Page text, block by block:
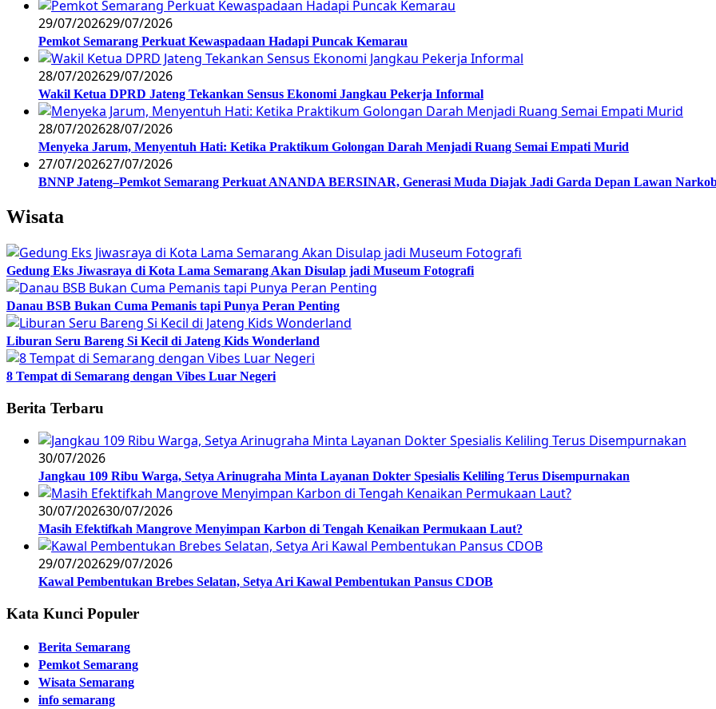
29/07/202629/07/2026
Pemkot Semarang Perkuat Kewaspadaan Hadapi Puncak Kemarau
28/07/202629/07/2026
Wakil Ketua DPRD Jateng Tekankan Sensus Ekonomi Jangkau Pekerja Informal
28/07/202628/07/2026
Menyeka Jarum, Menyentuh Hati: Ketika Praktikum Golongan Darah Menjadi Ruang Semai Empati Murid
27/07/202627/07/2026
BNNP Jateng–Pemkot Semarang Perkuat ANANDA BERSINAR, Generasi Muda Diajak Jadi Garda Depan Lawan
Wisata
Gedung Eks Jiwasraya di Kota Lama Semarang Akan Disulap jadi Museum Fotografi
Danau BSB Bukan Cuma Pemanis tapi Punya Peran Penting
Liburan Seru Bareng Si Kecil di Jateng Kids Wonderland
8 Tempat di Semarang dengan Vibes Luar Negeri
Berita Terbaru
30/07/2026
Jangkau 109 Ribu Warga, Setya Arinugraha Minta Layanan Dokter Spesialis Keliling Terus Disempurnakan
30/07/202630/07/2026
Masih Efektifkah Mangrove Menyimpan Karbon di Tengah Kenaikan Permukaan Laut?
29/07/202629/07/2026
Kawal Pembentukan Brebes Selatan, Setya Ari Kawal Pembentukan Pansus CDOB
Kata Kunci Populer
Berita Semarang
Pemkot Semarang
Wisata Semarang
info semarang